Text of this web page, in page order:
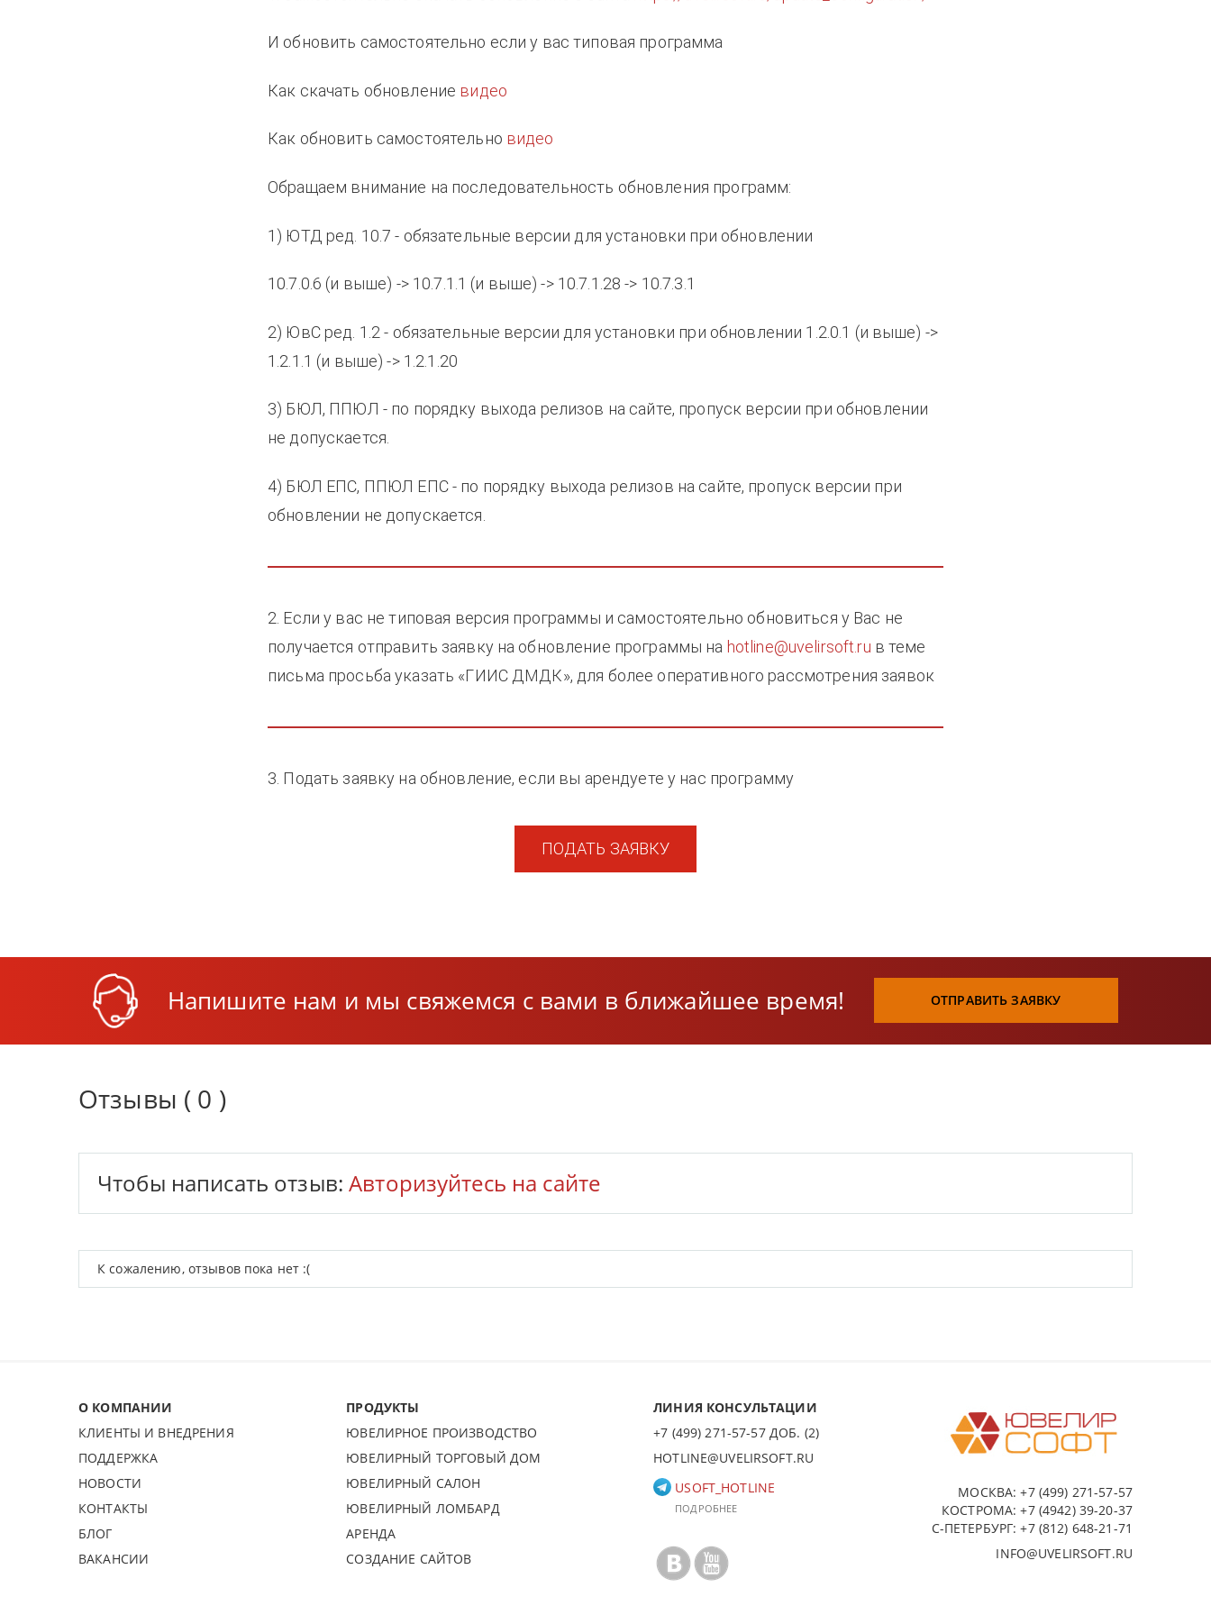
И обновить самостоятельно если у вас типовая программа
Как скачать обновление видео
Как обновить самостоятельно видео
Обращаем внимание на последовательность обновления программ:
1) ЮТД ред. 10.7 - обязательные версии для установки при обновлении
10.7.0.6 (и выше) -> 10.7.1.1 (и выше) -> 10.7.1.28 -> 10.7.3.1
2) ЮвС ред. 1.2 - обязательные версии для установки при обновлении 1.2.0.1 (и выше) ->
1.2.1.1 (и выше) -> 1.2.1.20
3) БЮЛ, ППЮЛ - по порядку выхода релизов на сайте, пропуск версии при обновлении
не допускается.
4) БЮЛ ЕПС, ППЮЛ ЕПС - по порядку выхода релизов на сайте, пропуск версии при
обновлении не допускается.
2. Если у вас не типовая версия программы и самостоятельно обновиться у Вас не
получается отправить заявку на обновление программы на hotline@uvelirsoft.ru в теме
письма просьба указать «ГИИС ДМДК», для более оперативного рассмотрения заявок
3. Подать заявку на обновление, если вы арендуете у нас программу
ПОДАТЬ ЗАЯВКУ
Напишите нам и мы свяжемся с вами в ближайшее время! ОТПРАВИТЬ ЗАЯВКУ
Отзывы ( 0 )
Чтобы написать отзыв:Авторизуйтесь на сайте
К сожалению, отзывов пока нет :(
О КОМПАНИИ
КЛИЕНТЫ И ВНЕДРЕНИЯ
ПОДДЕРЖКА
НОВОСТИ
КОНТАКТЫ
БЛОГ
ВАКАНСИИ
ПРОДУКТЫ
ЮВЕЛИРНОЕ ПРОИЗВОДСТВО
ЮВЕЛИРНЫЙ ТОРГОВЫЙ ДОМ
ЮВЕЛИРНЫЙ САЛОН
ЮВЕЛИРНЫЙ ЛОМБАРД
АРЕНДА
СОЗДАНИЕ САЙТОВ
ЛИНИЯ КОНСУЛЬТАЦИИ
+7 (499) 271-57-57 ДОБ. (2)
HOTLINE@UVELIRSOFT.RU
USOFT_HOTLINE
ПОДРОБНЕЕ
МОСКВА:+7 (499) 271-57-57
КОСТРОМА:+7 (4942) 39-20-37
С-ПЕТЕРБУРГ:+7 (812) 648-21-71
INFO@UVELIRSOFT.RU